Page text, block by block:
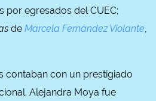
por egresados del CUEC;
de Marcela Fernández Violante,
contaban con un prestigiado
Alejandra Moya fue